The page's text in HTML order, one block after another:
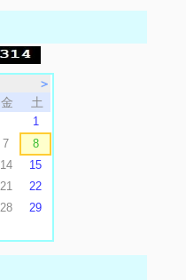
＞
金 土
1
7
8
14
15
21
22
28
29